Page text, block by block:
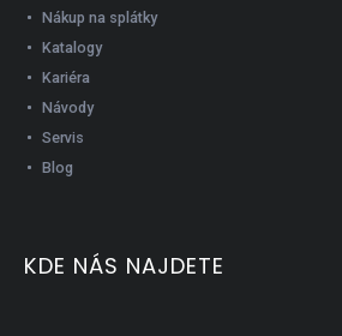
Nákup na splátky
Katalogy
Kariéra
Návody
Servis
Blog
KDE NÁS NAJDETE